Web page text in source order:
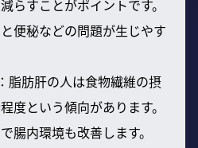
らすことがポイントです。
便秘などの問題が生じやす
脂肪肝の人は食物繊維の摂
度という傾向があります。
腸内環境も改善します。